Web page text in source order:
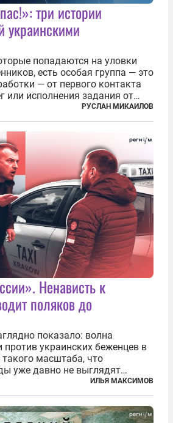
три истории
украинскими
попадаются на уловки
есть особая группа — это
— от первого контакта
или исполнения задания от
от двух часов до
Детей превращают в
которые...
РУСЛАН МИКАИЛОВ
Ненависть к
поляков до
показало: волна
против украинских беженцев в
масштаба, что
уже давно не выглядят
судя по происходящему,
рассудок от ненависти к
и каждый новый случай
ИЛЬЯ МАКСИМОВ